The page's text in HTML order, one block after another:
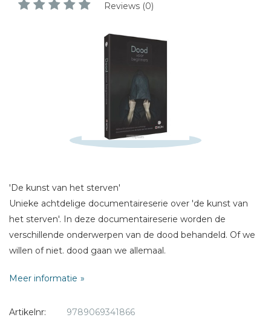
Reviews (0)
'De kunst van het sterven'
Unieke achtdelige documentaireserie over 'de kunst van
het sterven'. In deze documentaireserie worden de
verschillende onderwerpen van de dood behandeld. Of we
willen of niet. dood gaan we allemaal.
Facetten van de dood
van sterven. afscheid nemen. rouwen en het leven na de
Meer informatie
Artikelnr:
9789069341866
Schrijf hieronder je review!